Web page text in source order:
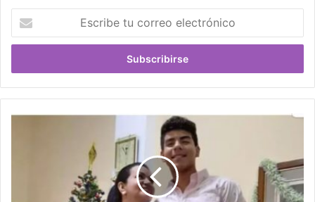
correo